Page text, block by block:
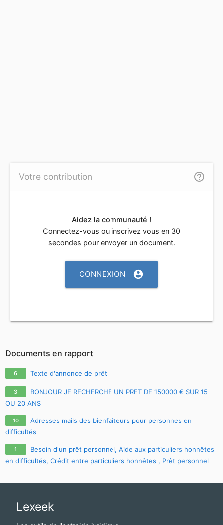
Votre contribution help_outline
Aidez la communauté !
Connectez-vous ou inscrivez vous en 30
secondes pour envoyer un document.
CONNEXION account_circle
Documents en rapport
6 Texte d'annonce de prêt
3
BONJOUR JE RECHERCHE UN PRET DE 150000 € SUR 15
OU 20 ANS
10
Adresses mails des bienfaiteurs pour personnes en
difficultés
1
Besoin d'un prêt personnel, Aide aux particuliers honnêtes
en difficultés, Crédit entre particuliers honnêtes , Prêt personnel
France et La Belgique , Prêt personnel sans passer par une banque
Lexeek